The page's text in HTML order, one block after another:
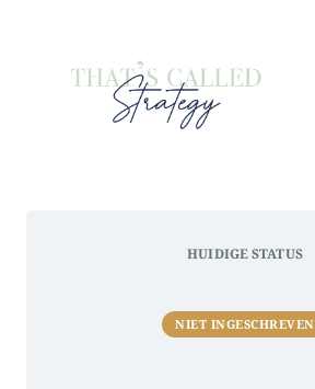
HUIDIGE STATUS
NIET INGESCHREVEN